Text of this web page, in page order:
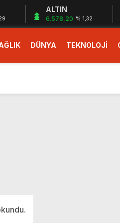
ALTIN
6.578,20 % 1,32
DÜNYA TEKNOLOJİ